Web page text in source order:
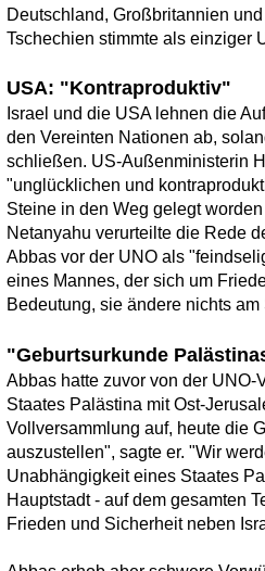
Deutschland, Großbritannien
Tschechien stimmte als einziger
USA: "Kontraproduktiv"
Israel und die USA lehnen die
den Vereinten Nationen ab,
schließen. US-Außenministerin
"unglücklichen und
Steine in den Weg gelegt
Netanyahu verurteilte die Rede
Abbas vor der UNO als
eines Mannes, der sich um
Bedeutung, sie ändere nichts am
"Geburtsurkunde
Abbas hatte zuvor von der
Staates Palästina mit Ost-
Vollversammlung auf, heute die
auszustellen", sagte er. "Wir
Unabhängigkeit eines Staates
Hauptstadt - auf dem gesamten
Frieden und Sicherheit neben